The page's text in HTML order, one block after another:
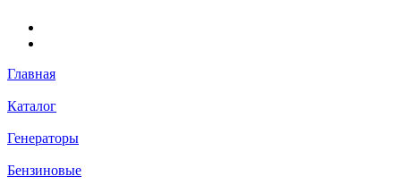
Главная
Каталог
Генераторы
Бензиновые